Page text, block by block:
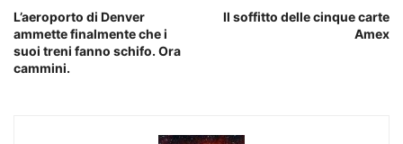
L’aeroporto di Denver
ammette finalmente che i
suoi treni fanno schifo. Ora
cammini.
Il soffitto delle cinque carte
Amex